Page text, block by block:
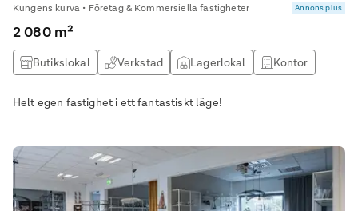
Kungens kurva • Företag & Kommersiella fastigheter Annons plus
2 080 m²
Butikslokal Verkstad Lagerlokal Kontor
Helt egen fastighet i ett fantastiskt läge!